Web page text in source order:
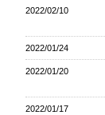
2022/02/10
2022/01/24
2022/01/20
2022/01/17